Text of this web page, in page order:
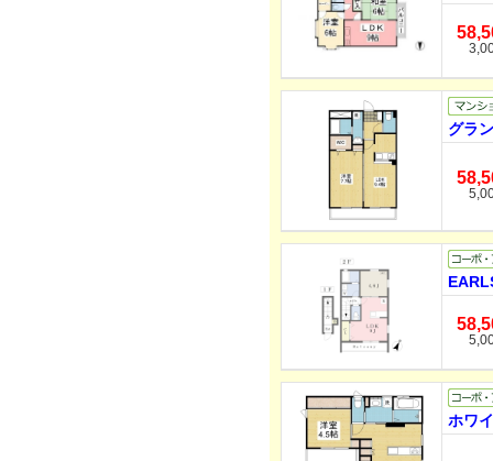
グラ
ホワ